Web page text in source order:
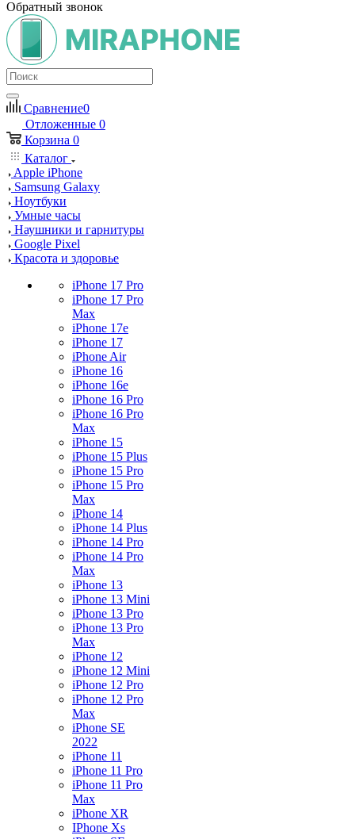
Обратный звонок
Сравнение0
Отложенные 0
Корзина 0
Каталог
Apple iPhone
Samsung Galaxy
Ноутбуки
Умные часы
Наушники и гарнитуры
Google Pixel
Красота и здоровье
iPhone 17 Pro
iPhone 17 Pro
Max
iPhone 17e
iPhone 17
iPhone Air
iPhone 16
iPhone 16e
iPhone 16 Pro
iPhone 16 Pro
Max
iPhone 15
iPhone 15 Plus
iPhone 15 Pro
iPhone 15 Pro
Max
iPhone 14
iPhone 14 Plus
iPhone 14 Pro
iPhone 14 Pro
Max
iPhone 13
iPhone 13 Mini
iPhone 13 Pro
iPhone 13 Pro
Max
iPhone 12
iPhone 12 Mini
iPhone 12 Pro
iPhone 12 Pro
Max
iPhone SE
2022
iPhone 11
iPhone 11 Pro
iPhone 11 Pro
Max
iPhone XR
IPhone Xs